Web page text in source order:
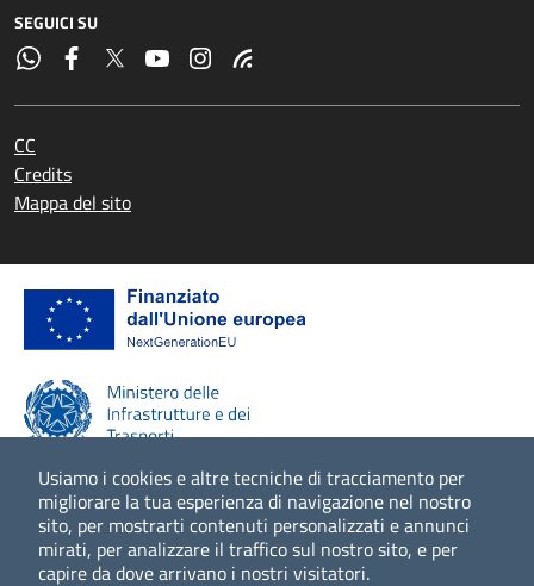
Usiamo i cookies e altre tecniche di tracciamento per
migliorare la tua esperienza di navigazione nel nostro
sito, per mostrarti contenuti personalizzati e annunci
mirati, per analizzare il traffico sul nostro sito, e per
capire da dove arrivano i nostri visitatori.
SEGUICI SU
CC
Credits
Mappa del sito
Scopri di più